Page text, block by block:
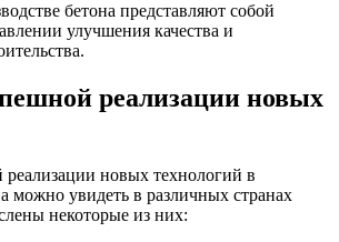
бетона представляют собой
улучшения качества и
реализации новых
новых технологий в
можно увидеть в различных странах
некоторые из них: